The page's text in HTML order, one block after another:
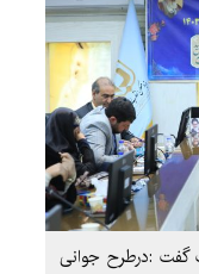
گفت :درطرح جوانی